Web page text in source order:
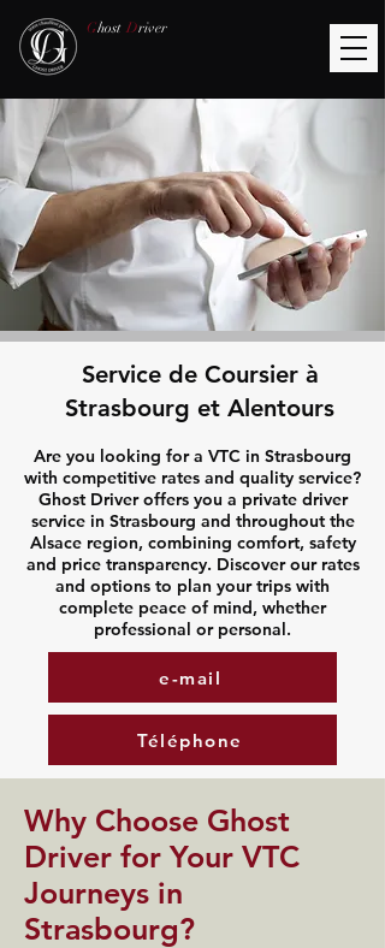
Ghost Driver
Service de Coursier à
Strasbourg et Alentours
Are you looking for a VTC in Strasbourg
with competitive rates and quality service?
Ghost Driver offers you a private driver
service in Strasbourg and throughout the
Alsace region, combining comfort, safety
and price transparency. Discover our rates
and options to plan your trips with
complete peace of mind, whether
professional or personal.
e-mail
Téléphone
​Why Choose Ghost
Driver for Your VTC
Journeys in
Strasbourg?